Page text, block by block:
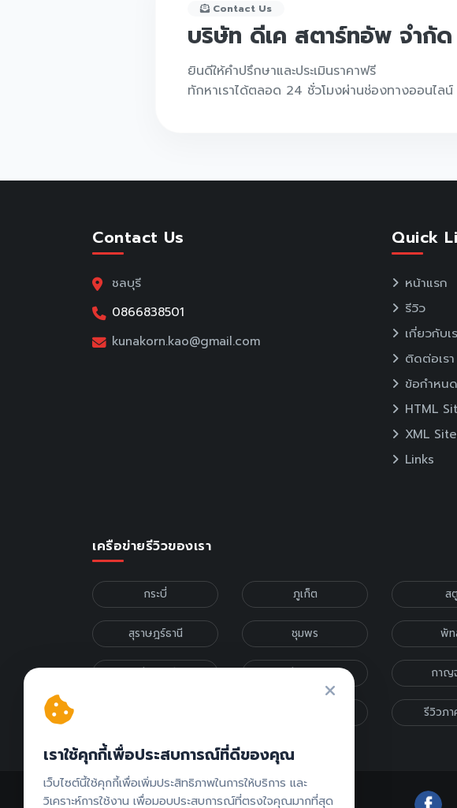
Contact Us
บริษัท ดีเค สตาร์ทอัพ จำกัด
ยินดีให้คำปรึกษาและประเมินราคาฟรี
ทักหาเราได้ตลอด 24 ชั่วโมงผ่านช่องทางออนไลน์
Contact Us
ชลบุรี
0866838501
kunakorn.kao@gmail.com
Quick
หน้าแรก
รีวิว
เกี่ยวกับเ
ติดต่อเรา
ข้อกำหน
HTML
XML
Links
เครือข่ายรีวิวของเรา
กระบี่ ภูเก็ต ส
สุราษฎร์ธานี ชุมพร พั
เชียงใหม่ เชียงราย กาญ
รีวิวภ
เราใช้คุกกี้เพื่อประสบการณ์ที่ดีของคุณ
เว็บไซต์นี้ใช้คุกกี้เพื่อเพิ่มประสิทธิภาพในการให้บริการ และ
วิเคราะห์การใช้งาน เพื่อมอบประสบการณ์ที่ตรงใจคุณมากที่สุด